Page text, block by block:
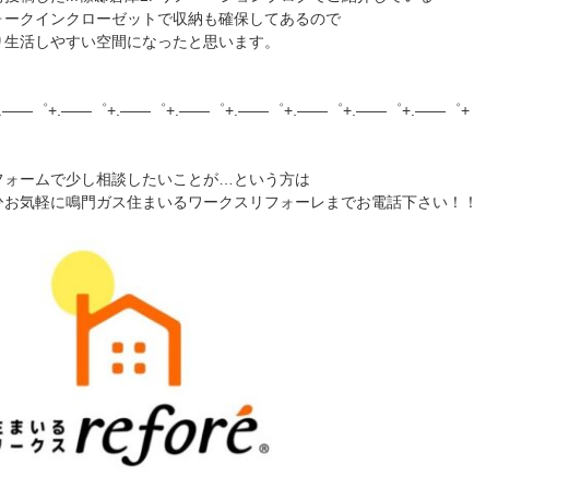
ークインクローゼットで収納も確保してあるので
生活しやすい空間になったと思います。
゜+.――゜+.――゜+.――゜+.――゜+.――゜+.――゜+.――゜+
ォームで少し相談したいことが…という方は
お気軽に鳴門ガス住まいるワークスリフォーレまでお電話下さい！！